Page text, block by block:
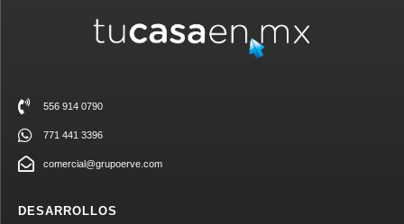
556 914 0790
771 441 3396
comercial@grupoerve.com
DESARROLLOS